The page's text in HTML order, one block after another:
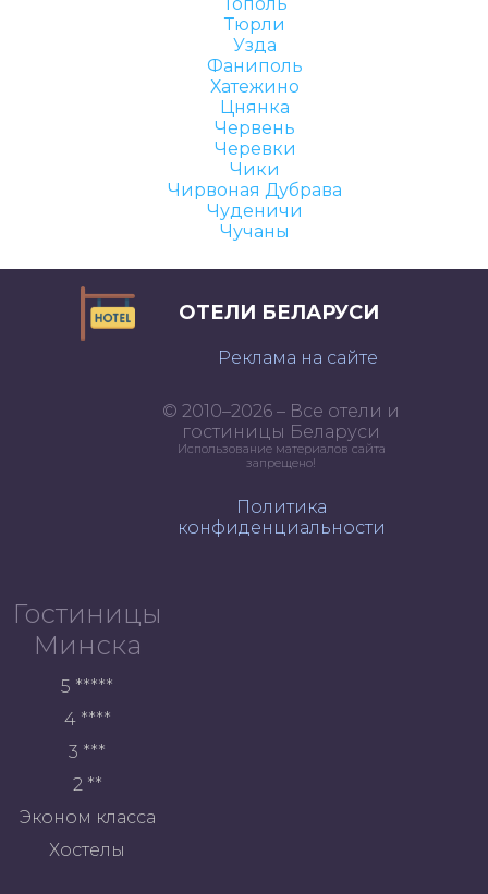
Тюрли
Узда
Фаниполь
Хатежино
Цнянка
Червень
Черевки
Чики
Чирвоная Дубрава
Чуденичи
Чучаны
ОТЕЛИ БЕЛАРУСИ
Реклама на сайте
© 2010–2026 – Все отели и
гостиницы Беларуси
Использование материалов сайта
запрещено!
Политика
конфиденциальности
Гостиницы
Минска
5 *****
4 ****
3 ***
2 **
Эконом класса
Хостелы